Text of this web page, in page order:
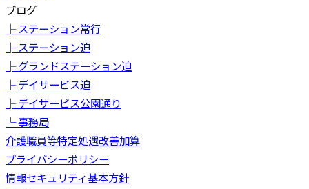
ブログ
├ ステーション常行
├ ステーション迫
├ グランドステーション迫
├ デイサービス迫
├ デイサービス公園通り
└ 事務局
介護職員等特定処遇改善加算
プライバシーポリシー
情報セキュリティ基本方針